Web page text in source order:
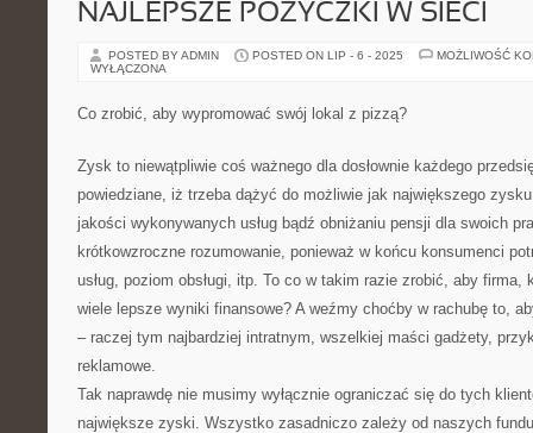
NAJLEPSZE POŻYCZKI W SIECI
POSTED BY ADMIN POSTED ON LIP - 6 - 2025
MOŻLIWOŚĆ
WYŁĄCZONA
Co zrobić, aby wypromować swój lokal z pizzą?
Zysk to niewątpliwie coś ważnego dla dosłownie każdego
powiedziane, iż trzeba dążyć do możliwie jak największego
jakości wykonywanych usług bądź obniżaniu pensji dla swoich
krótkowzroczne rozumowanie, ponieważ w końcu konsumenci
usług, poziom obsługi, itp. To co w takim razie zrobić, aby firma,
wiele lepsze wyniki finansowe? A weźmy choćby w rachubę to,
– raczej tym najbardziej intratnym, wszelkiej maści gadżety,
reklamowe.
Tak naprawdę nie musimy wyłącznie ograniczać się do tych
największe zyski. Wszystko zasadniczo zależy od naszych